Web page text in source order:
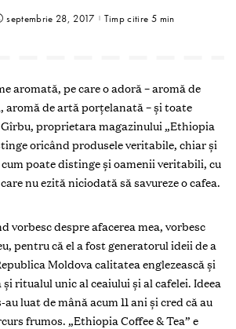
septembrie 28, 2017 Timp citire 5 min
aromată, pe care o adoră – aromă de
aromă de artă porțelanată – și toate
proprietara magazinului „Ethiopia
oricând produsele veritabile, chiar și
poate distinge și oamenii veritabili, cu
nu ezită niciodată să savureze o cafea.
vorbesc despre afacerea mea, vorbesc
pentru că el a fost generatorul ideii de a
Moldova calitatea englezească și
ritualul unic al ceaiului și al cafelei. Ideea
luat de mână acum 11 ani și cred că au
frumos. „Ethiopia Coffee & Tea” e